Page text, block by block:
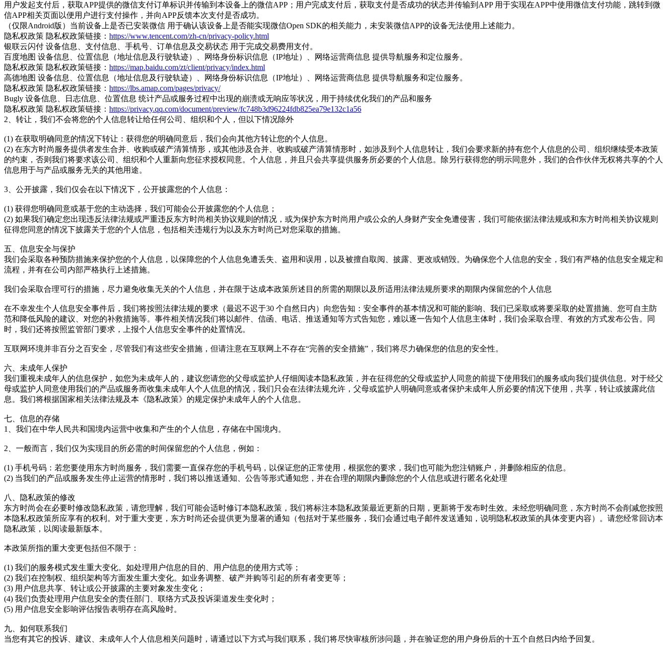
用户发起支付后，获取APP提供的微信支付订单标识并传输到本设备上的微信APP；用户完成支付后，获取支付是否成功的状态并传输到APP 用于实现在APP中使用微信支付功能，跳转到微
信APP相关页面以便用户进行支付操作，并向APP反馈本次支付是否成功。
（仅限Android版）当前设备上是否已安装微信 用于确认该设备上是否能实现微信Open SDK的相关能力，未安装微信APP的设备无法使用上述能力。
隐私权政策 隐私权政策链接： https://www.tencent.com/zh-cn/privacy-policy.html
银联云闪付 设备信息、支付信息、手机号、订单信息及交易状态 用于完成交易费用支付。
百度地图 设备信息、位置信息（地址信息及行驶轨迹）、网络身份标识信息（IP地址）、网络运营商信息 提供导航服务和定位服务。
隐私权政策 隐私权政策链接： https://map.baidu.com/zt/client/privacy/index.html
高德地图 设备信息、位置信息（地址信息及行驶轨迹）、网络身份标识信息（IP地址）、网络运营商信息 提供导航服务和定位服务。
隐私权政策 隐私权政策链接： https://lbs.amap.com/pages/privacy/
Bugly 设备信息、日志信息、位置信息 统计产品或服务过程中出现的崩溃或无响应等状况，用于持续优化我们的产品和服务
隐私权政策 隐私权政策链接： https://privacy.qq.com/document/preview/fc748b3d96224fdb825ea79e132c1a56
2、转让，我们不会将您的个人信息转让给任何公司、组织和个人，但以下情况除外
(1) 在获取明确同意的情况下转让：获得您的明确同意后，我们会向其他方转让您的个人信息。
(2) 在东方时尚服务提供者发生合并、收购或破产清算情形，或其他涉及合并、收购或破产清算情形时，如涉及到个人信息转让，我们会要求新的持有您个人信息的公司、组织继续受本政策
的约束，否则我们将要求该公司、组织和个人重新向您征求授权同意。个人信息，并且只会共享提供服务所必要的个人信息。除另行获得您的明示同意外，我们的合作伙伴无权将共享的个人
信息用于与产品或服务无关的其他用途。
3、公开披露，我们仅会在以下情况下，公开披露您的个人信息：
(1) 获得您明确同意或基于您的主动选择，我们可能会公开披露您的个人信息；
(2) 如果我们确定您出现违反法律法规或严重违反东方时尚相关协议规则的情况，或为保护东方时尚用户或公众的人身财产安全免遭侵害，我们可能依据法律法规或和东方时尚相关协议规则
征得您同意的情况下披露关于您的个人信息，包括相关违规行为以及东方时尚已对您采取的措施。
五、信息安全与保护
我们会采取各种预防措施来保护您的个人信息，以保障您的个人信息免遭丢失、盗用和误用，以及被擅自取阅、披露、更改或销毁。为确保您个人信息的安全，我们有严格的信息安全规定和
流程，并有在公司内部严格执行上述措施。
我们会采取合理可行的措施，尽力避免收集无关的个人信息，并在限于达成本政策所述目的所需的期限以及所适用法律法规所要求的期限内保留您的个人信息
在不幸发生个人信息安全事件后，我们将按照法律法规的要求（最迟不迟于30 个自然日内）向您告知：安全事件的基本情况和可能的影响、我们已采取或将要采取的处置措施、您可自主防
范和降低风险的建议、对您的补救措施等。事件相关情况我们将以邮件、信函、电话、推送通知等方式告知您，难以逐一告知个人信息主体时，我们会采取合理、有效的方式发布公告。同
时，我们还将按照监管部门要求，上报个人信息安全事件的处置情况。
互联网环境并非百分之百安全，尽管我们有这些安全措施，但请注意在互联网上不存在“完善的安全措施”，我们将尽力确保您的信息的安全性。
六、未成年人保护
我们重视未成年人的信息保护，如您为未成年人的，建议您请您的父母或监护人仔细阅读本隐私政策，并在征得您的父母或监护人同意的前提下使用我们的服务或向我们提供信息。对于经父
母或监护人同意使用我们的产品或服务而收集未成年人个人信息的情况，我们只会在法律法规允许，父母或监护人明确同意或者保护未成年人所必要的情况下使用，共享，转让或披露此信
息。我们将根据国家相关法律法规及本《隐私政策》的规定保护未成年人的个人信息。
七、信息的存储
1、我们在中华人民共和国境内运营中收集和产生的个人信息，存储在中国境内。
2、一般而言，我们仅为实现目的所必需的时间保留您的个人信息，例如：
(1) 手机号码：若您要使用东方时尚服务，我们需要一直保存您的手机号码，以保证您的正常使用，根据您的要求，我们也可能为您注销账户，并删除相应的信息。
(2) 当我们的产品或服务发生停止运营的情形时，我们将以推送通知、公告等形式通知您，并在合理的期限内删除您的个人信息或进行匿名化处理
八、隐私政策的修改
东方时尚会在必要时修改隐私政策，请您理解，我们可能会适时修订本隐私政策，我们将标注本隐私政策最近更新的日期，更新将于发布时生效。未经您明确同意，东方时尚不会削减您按照
本隐私权政策所应享有的权利。对于重大变更，东方时尚还会提供更为显著的通知（包括对于某些服务，我们会通过电子邮件发送通知，说明隐私权政策的具体变更内容）。请您经常回访本
隐私政策，以阅读最新版本。
本政策所指的重大变更包括但不限于：
(1) 我们的服务模式发生重大变化。如处理用户信息的目的、用户信息的使用方式等；
(2) 我们在控制权、组织架构等方面发生重大变化。如业务调整、破产并购等引起的所有者变更等；
(3) 用户信息共享、转让或公开披露的主要对象发生变化；
(4) 我们负责处理用户信息安全的责任部门、联络方式及投诉渠道发生变化时；
(5) 用户信息安全影响评估报告表明存在高风险时。
九、如何联系我们
当您有其它的投诉、建议、未成年人个人信息相关问题时，请通过以下方式与我们联系，我们将尽快审核所涉问题，并在验证您的用户身份后的十五个自然日内给予回复。